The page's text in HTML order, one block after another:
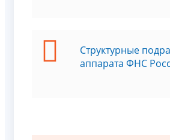
Структурные
аппарата ФНС